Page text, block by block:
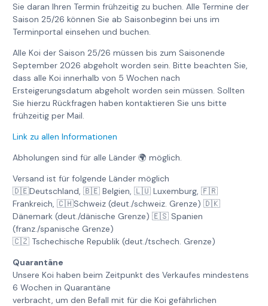
Sie daran Ihren Termin frühzeitig zu buchen. Alle Termine der
Saison 25/26 können Sie ab Saisonbeginn bei uns im
Terminportal einsehen und buchen.
Alle Koi der Saison 25/26 müssen bis zum Saisonende
September 2026 abgeholt worden sein. Bitte beachten Sie,
dass alle Koi innerhalb von 5 Wochen nach
Ersteigerungsdatum abgeholt worden sein müssen. Sollten
Sie hierzu Rückfragen haben kontaktieren Sie uns bitte
frühzeitig per Mail.
Link zu allen Informationen
Abholungen sind für alle Länder 🌍 möglich.
Versand ist für folgende Länder möglich
🇩🇪Deutschland, 🇧🇪 Belgien, 🇱🇺 Luxemburg, 🇫🇷
Frankreich, 🇨🇭Schweiz (deut./schweiz. Grenze) 🇩🇰
Dänemark (deut./dänische Grenze) 🇪🇸 Spanien
(franz./spanische Grenze)
🇨🇿 Tschechische Republik (deut./tschech. Grenze)
Quarantäne
Unsere Koi haben beim Zeitpunkt des Verkaufes mindestens
6 Wochen in Quarantäne
verbracht, um den Befall mit für die Koi gefährlichen